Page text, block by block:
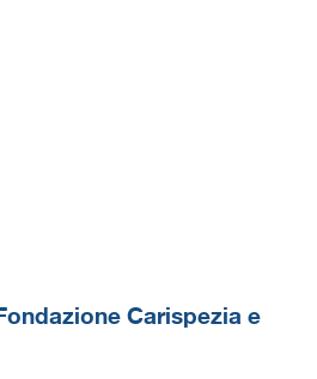
Carispezia e